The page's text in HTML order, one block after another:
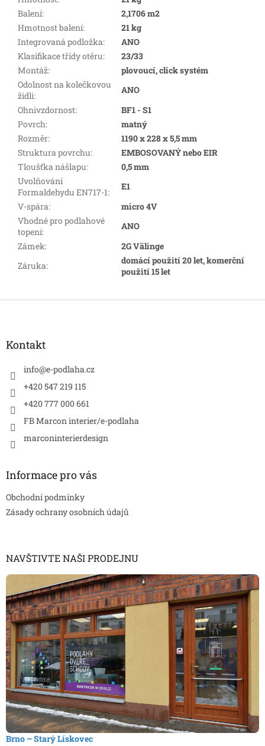
Balení:
2,1706 m2
Hmotnost balení:
21 kg
Integrovaná podložka:
ANO
Klasifikace třídy otěru:
23/33
Montáž:
plovoucí, click systém
Odolnost na kolečkovou
židli:
ANO
Ohnivzdornost:
BF1 - S1
Povrch:
matný
Rozměr:
1190 x 228 x 5,5 mm
Struktura povrchu:
EMBOSOVANÝ nebo EIR
Tloušťka nášlapu:
0,5 mm
Uvolňování
Formaldehydu EN717-1:
E1
V-spára:
micro 4V
Vhodné pro podlahové
topení:
ANO
Zámek:
2G Välinge
Záruka:
domácí použití 20 let, komerční
použití 15 let
Kontakt
info@e-podlaha.cz
+420 547 219 115
+420 777 000 661
FB Marcon interier/e-podlaha
marconinterierdesign
Informace pro vás
Obchodní podmínky
Zásady ochrany osobních údajů
NAVŠTIVTE NAŠI PRODEJNU
Brno – Starý Lískovec